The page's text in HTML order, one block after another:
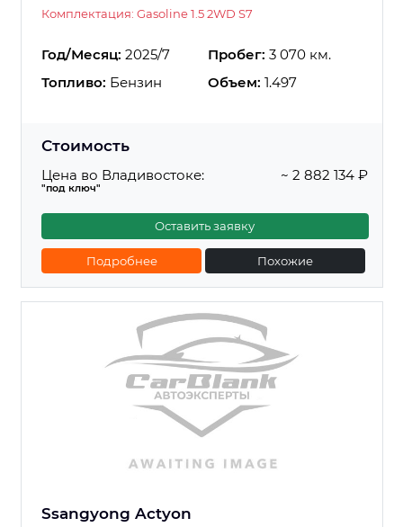
Комплектация: Gasoline 1.5 2WD S7
Год/Месяц: 2025/7 Пробег: 3 070 км.
Топливо: Бензин Объем: 1.497
Стоимость
Цена во Владивостоке:
"под ключ"
~ 2 882 134 ₽
Оставить заявку
Подробнее Похожие
Ssangyong Actyon